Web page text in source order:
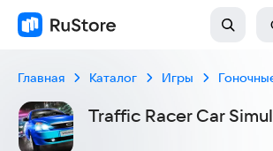
Главная Каталог Игры
Traffic Racer Car